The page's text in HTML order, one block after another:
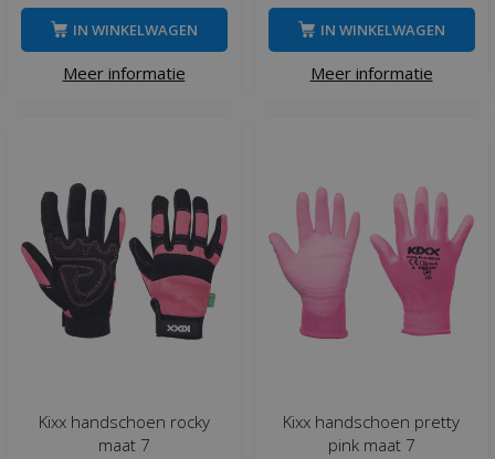
Meer informatie
IN WINKELWAGEN
Meer informatie
IN WINKELWAGEN
Kixx handschoen rocky
maat 7
Kixx handschoen pretty
pink maat 7